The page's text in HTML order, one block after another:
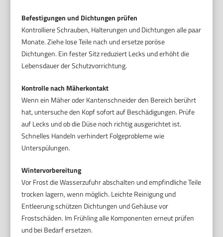
Befestigungen und Dichtungen prüfen
Kontrolliere Schrauben, Halterungen und Dichtungen alle paar
Monate. Ziehe lose Teile nach und ersetze poröse
Dichtungen. Ein fester Sitz reduziert Lecks und erhöht die
Lebensdauer der Schutzvorrichtung.
Kontrolle nach Mäherkontakt
Wenn ein Mäher oder Kantenschneider den Bereich berührt
hat, untersuche den Kopf sofort auf Beschädigungen. Prüfe
auf Lecks und ob die Düse noch richtig ausgerichtet ist.
Schnelles Handeln verhindert Folgeprobleme wie
Unterspülungen.
Wintervorbereitung
Vor Frost die Wasserzufuhr abschalten und empfindliche Teile
trocken lagern, wenn möglich. Leichte Reinigung und
Entleerung schützen Dichtungen und Gehäuse vor
Frostschäden. Im Frühling alle Komponenten erneut prüfen
und bei Bedarf ersetzen.